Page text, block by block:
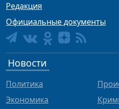
Редакция
Официальные документы
Новости
Политика
Экономика